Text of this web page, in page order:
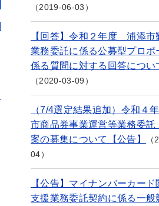
2019-06-03
【回答】令和２年度 浦添市
業務委託に係る公募型プロポ
係る質問に対する回答につい
2020-03-09
（7/4選定結果追加）令和４
市商品券事業運営等業務委
案の募集について【公告】
04
【公告】マイナンバーカード
支援業務委託契約に係る一般